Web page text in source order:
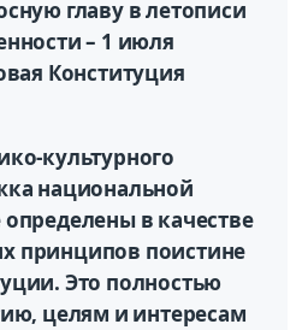
главу в летописи
– 1 июля
Конституция
культурного
национальной
в качестве
принципов поистине
Это полностью
целям и интересам